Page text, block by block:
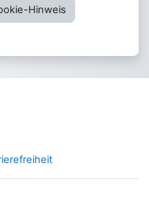
Hinweis